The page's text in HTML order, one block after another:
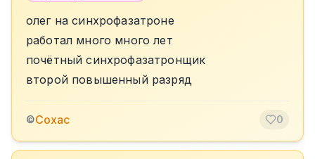
олег на синхрофазатроне
работал много много лет
почётный синхрофазатронщик
второй повышенный разряд
©Сохас 0